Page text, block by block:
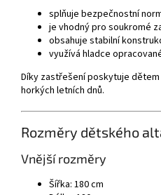
splňuje bezpečnostní
je vhodný pro soukromé
obsahuje stabilní
využívá hladce
Díky zastřešení poskytuje
horkých letních dnů.
Rozměry dětského
Vnější rozměry
Šířka: 180 cm